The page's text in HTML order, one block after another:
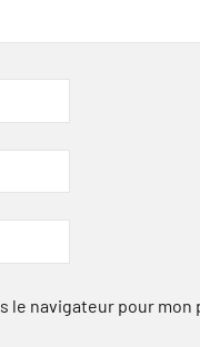
navigateur pour mon